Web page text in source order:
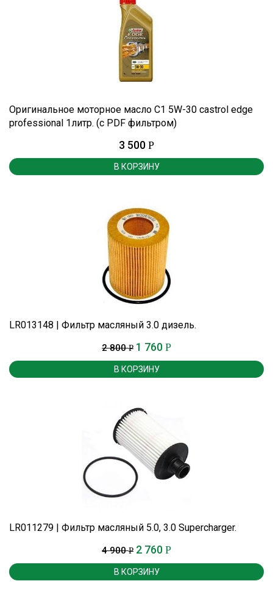
Оригинальное моторное масло С1 5W-30 castrol edge
professional 1литр. (с PDF фильтром)
3 500 Р
В КОРЗИНУ
LR013148 | Фильтр масляный 3.0 дизель.
2 800Р 1 760 Р
В КОРЗИНУ
LR011279 | Фильтр масляный 5.0, 3.0 Supercharger.
4 900Р 2 760 Р
В КОРЗИНУ